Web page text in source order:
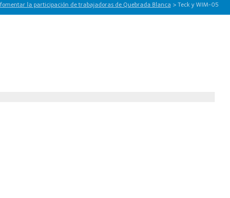
la participación de trabajadoras de Quebrada Blanca > Teck y WIM-05